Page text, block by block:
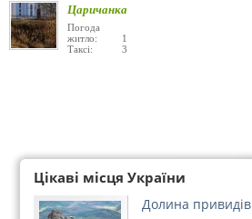
Царичанка
Погода
житло: 1
Таксі: 3
Цікаві місця України
Долина привидів